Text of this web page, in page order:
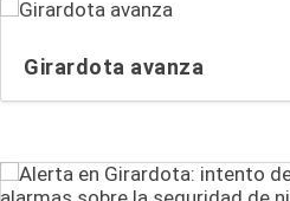
Girardota avanza